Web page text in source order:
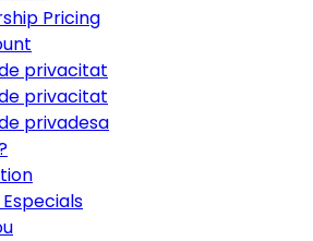
Pricing
privacitat
privacitat
privadesa